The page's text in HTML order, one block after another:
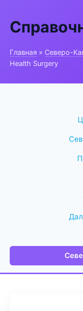
Главная » Северо-
Health Surgery